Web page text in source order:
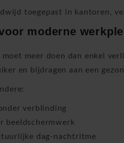
toegepast in kantoren,
moderne
meer doen dan enkel
en bijdragen aan een
verblinding
beeldschermwerk
dag-nachtritme